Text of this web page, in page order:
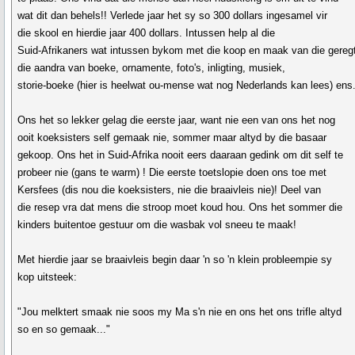
wat dit dan behels!! Verlede jaar het sy so 300 dollars ingesamel vir
die skool en hierdie jaar 400 dollars. Intussen help al die
Suid-Afrikaners wat intussen bykom met die koop en maak van die
die aandra van boeke, ornamente, foto's, inligting, musiek,
storie-boeke (hier is heelwat ou-mense wat nog Nederlands kan lees) ens.
Ons het so lekker gelag die eerste jaar, want nie een van ons het nog
ooit koeksisters self gemaak nie, sommer maar altyd by die basaar
gekoop. Ons het in Suid-Afrika nooit eers daaraan gedink om dit self te
probeer nie (gans te warm) ! Die eerste toetslopie doen ons toe met
Kersfees (dis nou die koeksisters, nie die braaivleis nie)! Deel van
die resep vra dat mens die stroop moet koud hou. Ons het sommer die
kinders buitentoe gestuur om die wasbak vol sneeu te maak!
Met hierdie jaar se braaivleis begin daar 'n so 'n klein probleempie sy
kop uitsteek:
"Jou melktert smaak nie soos my Ma s'n nie en ons het ons trifle altyd
so en so gemaak..."